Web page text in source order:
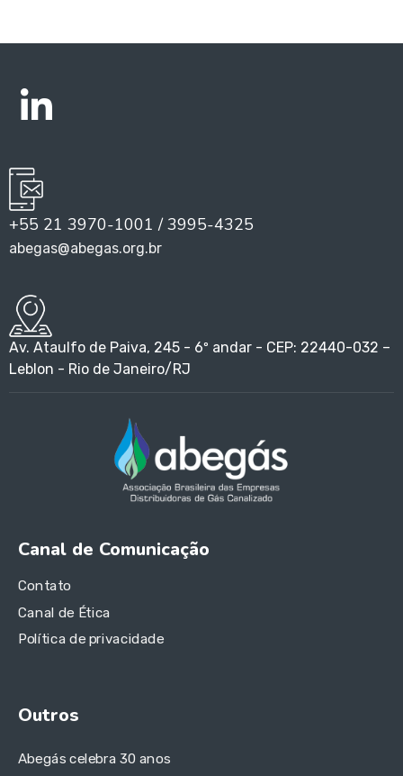
+55 21 3970-1001 / 3995-4325
abegas@abegas.org.br
Av. Ataulfo de Paiva, 245 - 6º andar - CEP: 22440-032 –
Leblon - Rio de Janeiro/RJ
Canal de Comunicação
Contato
Canal de Ética
Política de privacidade
Outros
Abegás celebra 30 anos